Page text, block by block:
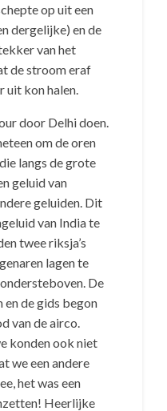
op uit een
dergelijke) en de
van het
de stroom eraf
uit kon halen.
door Delhi doen.
om de oren
langs de grote
geluid van
geluiden. Dit
van India te
twee riksja’s
lagen te
De
en de gids begon
van de airco.
konden ook niet
we een andere
het was een
Heerlijke